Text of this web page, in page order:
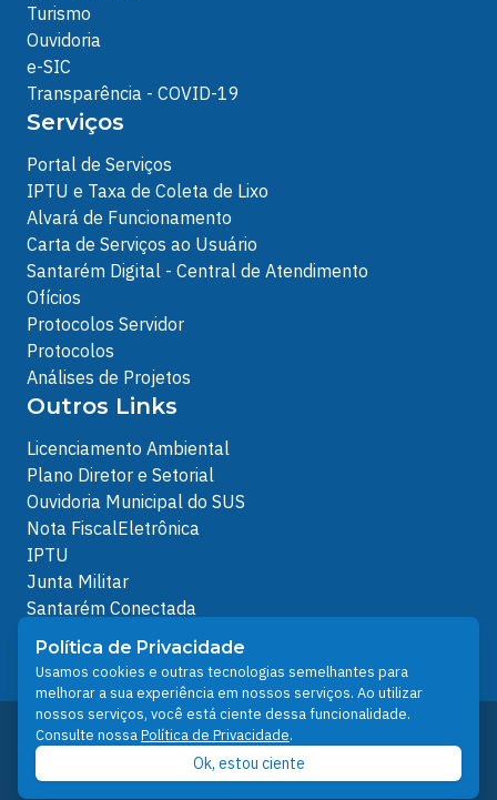
Turismo
Ouvidoria
e-SIC
Transparência - COVID-19
Serviços
Portal de Serviços
IPTU e Taxa de Coleta de Lixo
Alvará de Funcionamento
Carta de Serviços ao Usuário
Santarém Digital - Central de Atendimento
Ofícios
Protocolos Servidor
Protocolos
Análises de Projetos
Outros Links
Licenciamento Ambiental
Plano Diretor e Setorial
Ouvidoria Municipal do SUS
Nota FiscalEletrônica
IPTU
Junta Militar
Santarém Conectada
Política de Privacidade
People illustrations by Storyset
Desenvolvido pelo Núcleo Técnico de Gestão de
Tecnologia da Informação - NTI
Prefeitura de Santarém © 2026
Política de Privacidade
Usamos cookies e outras tecnologias semelhantes para
melhorar a sua experiência em nossos serviços. Ao utilizar
nossos serviços, você está ciente dessa funcionalidade.
Consulte nossaPolítica de Privacidade.
Ok, estou ciente